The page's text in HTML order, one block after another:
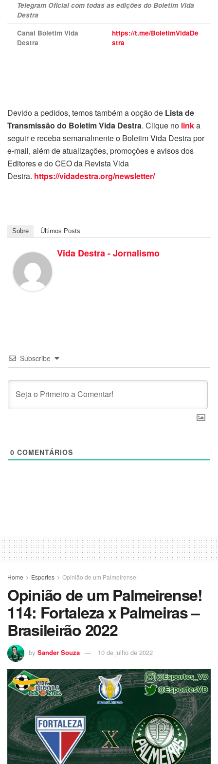
Telegram Oficial com todas as edições do Boletim Vida
Destra
Canal Boletim Vida
Destra
https://t.me/BoletimVidaDe
stra
Devido a pedidos, temos também a opção de Lista de
Transmissão do Boletim Vida Destra. Clique no linka
seguir e receba semanalmente o Boletim Vida Destra por
e-mail, além de atualizações, promoções e avisos dos
Editores e do CEO da Revista Vida
Destra. https://vidadestra.org/newsletter/
Sobre Últimos Posts
Vida Destra - Jornalismo
Subscribe
0 COMENTÁRIOS
Home Esportes Opinião de um Palmeirense!
Opinião de um Palmeirense!
114: Fortaleza x Palmeiras –
Brasileirão 2022
by Sander Souza 10 de julho de 2022